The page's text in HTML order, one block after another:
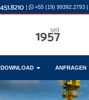
| +55 (19) 99392.2793 |
DOWNLOAD ANFRAGEN